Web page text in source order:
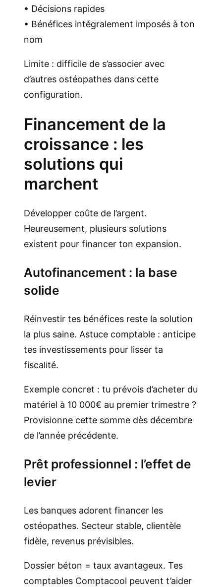
• Décisions rapides
• Bénéfices intégralement imposés à ton
nom
Limite : difficile de s’associer avec
d’autres ostéopathes dans cette
configuration.
Financement de la
croissance : les
solutions qui
marchent
Développer coûte de l’argent.
Heureusement, plusieurs solutions
existent pour financer ton expansion.
Autofinancement : la base
solide
Réinvestir tes bénéfices reste la solution
la plus saine. Astuce comptable : anticipe
tes investissements pour lisser ta
fiscalité.
Exemple concret : tu prévois d’acheter du
matériel à 10 000€ au premier trimestre ?
Provisionne cette somme dès décembre
de l’année précédente.
Prêt professionnel : l’effet de
levier
Les banques adorent financer les
ostéopathes. Secteur stable, clientèle
fidèle, revenus prévisibles.
Dossier béton = taux avantageux. Tes
comptables Comptacool peuvent t’aider